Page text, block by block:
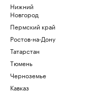
Нижний
Новгород
Пермский край
Ростов-на-Дону
Татарстан
Тюмень
Черноземье
Кавказ